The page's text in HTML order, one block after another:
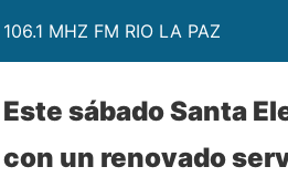
106.1 MHZ FM RIO LA PAZ
Este sábado Santa
con un renovado